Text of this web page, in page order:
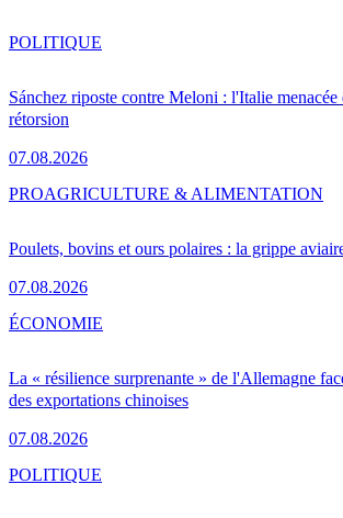
Sánchez riposte contre Meloni : l'Italie menacée
rétorsion
07.08.2026
POLITIQUE
Poulets, bovins et ours polaires : la grippe
07.08.2026
PROAGRICULTURE & ALIMENTATION
La « résilience surprenante » de l'Allemagne
des exportations chinoises
07.08.2026
ÉCONOMIE
POLITIQUE